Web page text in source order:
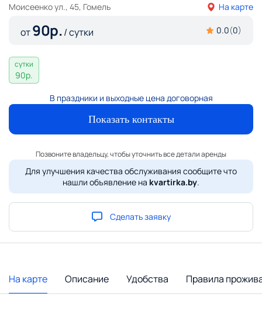
Моисеенко ул., 45, Гомель На карте
от90р./ сутки 0.0(0)
сутки
90р.
В праздники и выходные цена договорная
Показать контакты
Позвоните владельцу, чтобы уточнить все детали аренды
Для улучшения качества обслуживания сообщите что
нашли объявление на kvartirka.by.
Сделать заявку
На карте Описание Удобства Правила